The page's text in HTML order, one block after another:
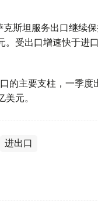
斯坦服务出口继续
受出口增速快于进
的主要支柱，一季
元。
进出口